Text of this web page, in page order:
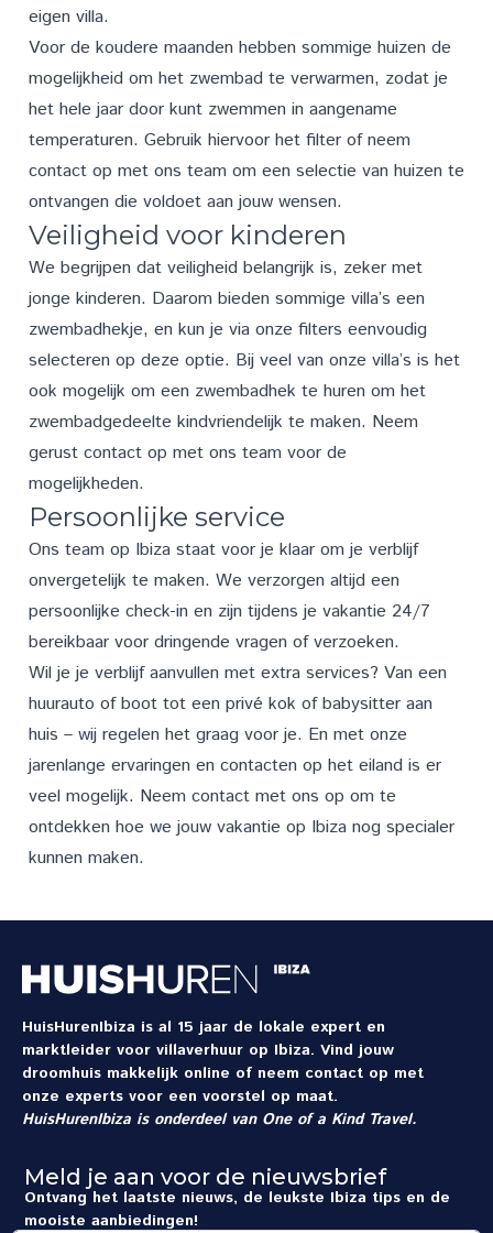
eigen villa.
Voor de koudere maanden hebben sommige huizen de
mogelijkheid om het zwembad te verwarmen, zodat je
het hele jaar door kunt zwemmen in aangename
temperaturen. Gebruik hiervoor het filter of neem
contact op met ons team om een selectie van huizen te
ontvangen die voldoet aan jouw wensen.
Veiligheid voor kinderen
We begrijpen dat veiligheid belangrijk is, zeker met
jonge kinderen. Daarom bieden sommige villa’s een
zwembadhekje, en kun je via onze filters eenvoudig
selecteren op deze optie. Bij veel van onze villa’s is het
ook mogelijk om een zwembadhek te huren om het
zwembadgedeelte kindvriendelijk te maken. Neem
gerust contact op met ons team voor de
mogelijkheden.
Persoonlijke service
Ons team op Ibiza staat voor je klaar om je verblijf
onvergetelijk te maken. We verzorgen altijd een
persoonlijke check-in en zijn tijdens je vakantie 24/7
bereikbaar voor dringende vragen of verzoeken.
Wil je je verblijf aanvullen met extra services? Van een
huurauto of boot tot een privé kok of babysitter aan
huis – wij regelen het graag voor je. En met onze
jarenlange ervaringen en contacten op het eiland is er
veel mogelijk. Neem contact met ons op om te
ontdekken hoe we jouw vakantie op Ibiza nog specialer
kunnen maken.
HuisHurenIbiza is al 15 jaar de lokale expert en
marktleider voor villaverhuur op Ibiza. Vind jouw
droomhuis makkelijk online of neem contact op met
onze experts voor een voorstel op maat.
HuisHurenIbiza is onderdeel van One of a Kind Travel.
Meld je aan voor de nieuwsbrief
Ontvang het laatste nieuws, de leukste Ibiza tips en de
mooiste aanbiedingen!